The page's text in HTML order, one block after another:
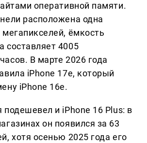
оперативной памяти.
расположена одна
ёмкость
составляет 4005
В марте 2026 года
iPhone 17e, который
iPhone 16e.
и iPhone 16 Plus: в
он появился за 63
хотя осенью 2025 года его